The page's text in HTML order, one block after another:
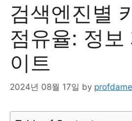
검색엔진별
점유율: 정보
이트
2024년 08월 17일 by